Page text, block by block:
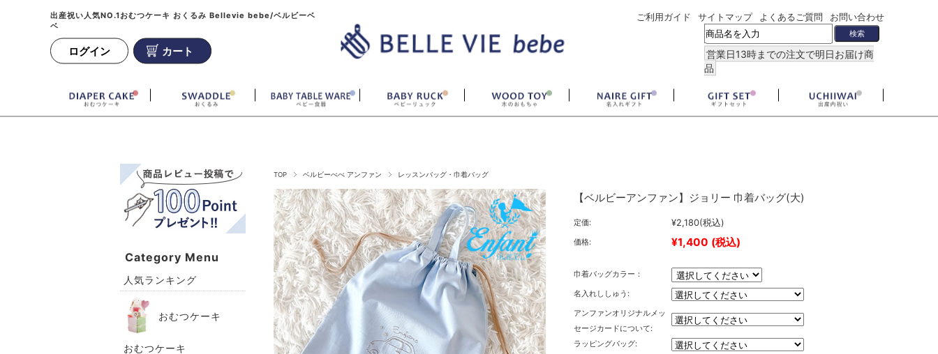
出産祝い人気NO.1おむつケーキ おくるみ Bellevie bebe/ベルビーベ
ベ
ログイン カート
ご利用ガイド サイトマップ よくあるご質問 お問い合わせ
営業日13時までの注文で明日お届け商
品
TOP ベルビーべべ アンファン レッスンバッグ・巾着バッグ
【ベルビーアンファン】ジョリー 巾着バッグ(大)
定価: ¥2,180(税込)
価格: ¥1,400 (税込)
巾着バッグカラー：
名入れししゅう:
アンファンオリジナルメッ
セージカードについて:
ラッピングバッグ:
Category Menu
人気ランキング
おむつケーキ
おむつケーキ